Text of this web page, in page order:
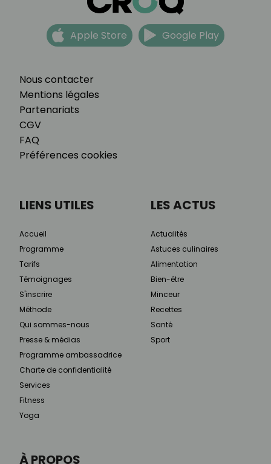
Nous contacter
Mentions légales
Partenariats
CGV
FAQ
Préférences cookies
Apple Store Google Play
À PROPOS
LIENS UTILES
Accueil
Programme
Tarifs
Témoignages
S'inscrire
Méthode
Qui sommes-nous
Presse & médias
Programme ambassadrice
Charte de confidentialité
Services
Fitness
Yoga
LES ACTUS
Actualités
Astuces culinaires
Alimentation
Bien-être
Minceur
Recettes
Santé
Sport